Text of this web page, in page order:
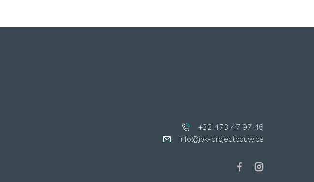
+32 473 47 97 46
info@jbk-projectbouw.be